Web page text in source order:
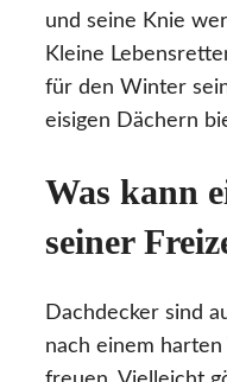
und seine Knie
Kleine
für den Winter
eisigen Dächern
Was kann
seiner
Dachdecker sind
nach einem harten